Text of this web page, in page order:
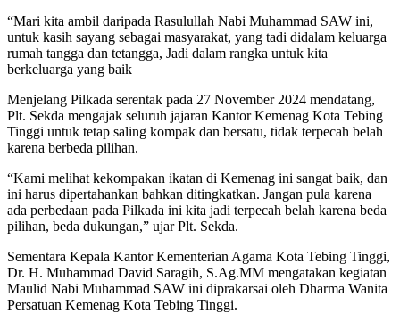
“Mari kita ambil daripada Rasulullah Nabi Muhammad SAW ini,
untuk kasih sayang sebagai masyarakat, yang tadi didalam keluarga
rumah tangga dan tetangga, Jadi dalam rangka untuk kita
berkeluarga yang baik
Menjelang Pilkada serentak pada 27 November 2024 mendatang,
Plt. Sekda mengajak seluruh jajaran Kantor Kemenag Kota Tebing
Tinggi untuk tetap saling kompak dan bersatu, tidak terpecah belah
karena berbeda pilihan.
“Kami melihat kekompakan ikatan di Kemenag ini sangat baik, dan
ini harus dipertahankan bahkan ditingkatkan. Jangan pula karena
ada perbedaan pada Pilkada ini kita jadi terpecah belah karena beda
pilihan, beda dukungan,” ujar Plt. Sekda.
Sementara Kepala Kantor Kementerian Agama Kota Tebing Tinggi,
Dr. H. Muhammad David Saragih, S.Ag.MM mengatakan kegiatan
Maulid Nabi Muhammad SAW ini diprakarsai oleh Dharma Wanita
Persatuan Kemenag Kota Tebing Tinggi.